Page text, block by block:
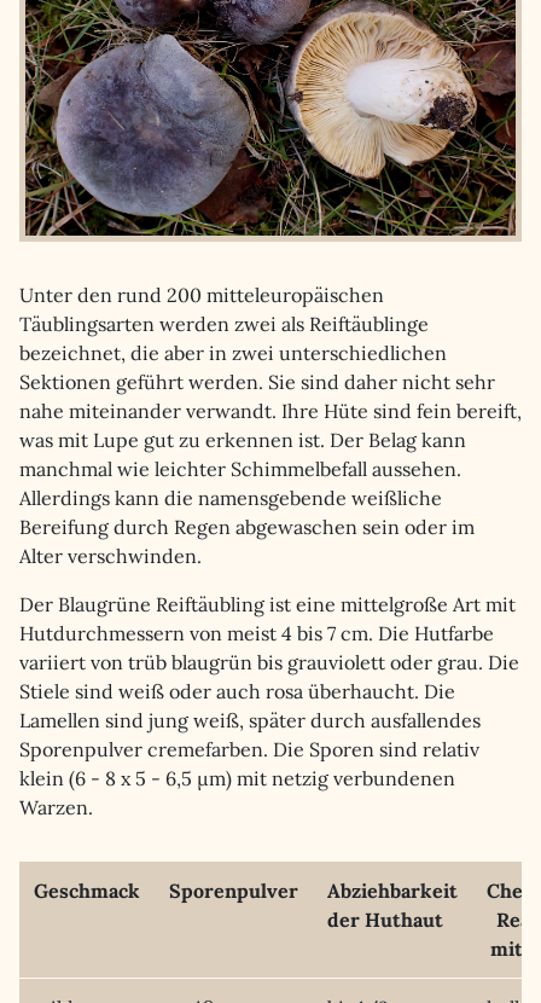
Unter den rund 200 mitteleuropäischen
Täublingsarten werden zwei als Reiftäublinge
bezeichnet, die aber in zwei unterschiedlichen
Sektionen geführt werden. Sie sind daher nicht sehr
nahe miteinander verwandt. Ihre Hüte sind fein bereift,
was mit Lupe gut zu erkennen ist. Der Belag kann
manchmal wie leichter Schimmelbefall aussehen.
Allerdings kann die namensgebende weißliche
Bereifung durch Regen abgewaschen sein oder im
Alter verschwinden.
Der Blaugrüne Reiftäubling ist eine mittelgroße Art mit
Hutdurchmessern von meist 4 bis 7 cm. Die Hutfarbe
variiert von trüb blaugrün bis grauviolett oder grau. Die
Stiele sind weiß oder auch rosa überhaucht. Die
Lamellen sind jung weiß, später durch ausfallendes
Sporenpulver cremefarben. Die Sporen sind relativ
klein (6 - 8 x 5 - 6,5 µm) mit netzig verbundenen
Warzen.
Geschmack Sporenpulver
Abziehbarkeit
der Huthaut
mit